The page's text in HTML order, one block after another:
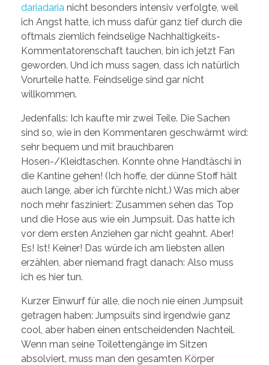
dariadaria nicht besonders intensiv verfolgte, weil
ich Angst hatte, ich muss dafür ganz tief durch die
oftmals ziemlich feindselige Nachhaltigkeits-
Kommentatorenschaft tauchen, bin ich jetzt Fan
geworden. Und ich muss sagen, dass ich natürlich
Vorurteile hatte. Feindselige sind gar nicht
willkommen.
Jedenfalls: Ich kaufte mir zwei Teile. Die Sachen
sind so, wie in den Kommentaren geschwärmt wird:
sehr bequem und mit brauchbaren
Hosen-/Kleidtaschen. Konnte ohne Handtäschi in
die Kantine gehen! (Ich hoffe, der dünne Stoff hält
auch lange, aber ich fürchte nicht.) Was mich aber
noch mehr fasziniert: Zusammen sehen das Top
und die Hose aus wie ein Jumpsuit. Das hatte ich
vor dem ersten Anziehen gar nicht geahnt. Aber!
Es! Ist! Keiner! Das würde ich am liebsten allen
erzählen, aber niemand fragt danach: Also muss
ich es hier tun.
Kurzer Einwurf für alle, die noch nie einen Jumpsuit
getragen haben: Jumpsuits sind irgendwie ganz
cool, aber haben einen entscheidenden Nachteil.
Wenn man seine Toilettengänge im Sitzen
absolviert, muss man den gesamten Körper